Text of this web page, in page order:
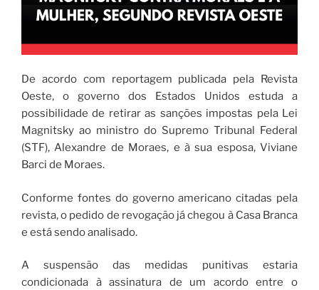
De acordo com reportagem publicada pela Revista
Oeste, o governo dos Estados Unidos estuda a
possibilidade de retirar as sanções impostas pela Lei
Magnitsky ao ministro do Supremo Tribunal Federal
(STF), Alexandre de Moraes, e à sua esposa, Viviane
Barci de Moraes.
Conforme fontes do governo americano citadas pela
revista, o pedido de revogação já chegou à Casa Branca
e está sendo analisado.
A suspensão das medidas punitivas estaria
condicionada à assinatura de um acordo entre o